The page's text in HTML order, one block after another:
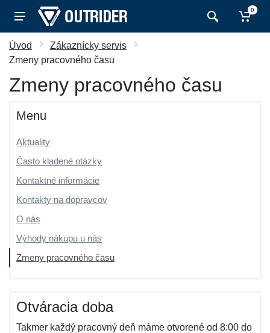
0
Úvod
Zákaznícky servis
Zmeny pracovného času
Zmeny pracovného času
Menu
Aktuality
Často kladené otázky
Kontaktné informácie
Kontakty na dopravcov
O nás
Výhody nákupu u nás
Zmeny pracovného času
Otváracia doba
Takmer každý pracovný deň máme otvorené od 8:00 do